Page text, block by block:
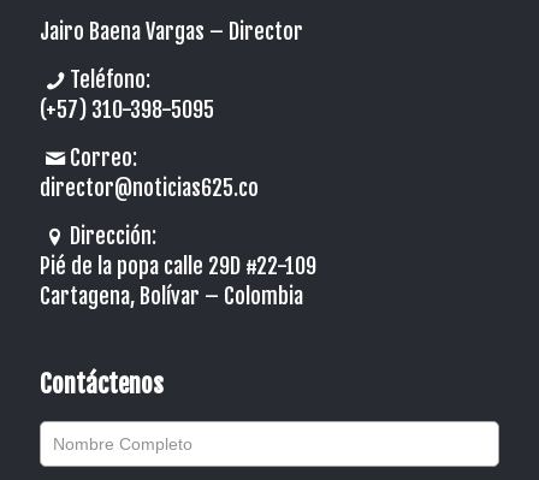
Jairo Baena Vargas – Director
Teléfono:
(+57) 310-398-5095
Correo:
director@noticias625.co
Dirección:
Pié de la popa calle 29D #22-109
Cartagena, Bolívar – Colombia
Contáctenos